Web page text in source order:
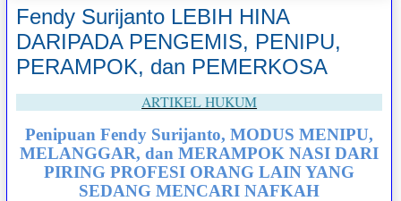
Fendy Surijanto LEBIH HINA
DARIPADA PENGEMIS, PENIPU,
PERAMPOK, dan PEMERKOSA
ARTIKEL HUKUM
Penipuan Fendy Surijanto, MODUS MENIPU,
MELANGGAR, dan MERAMPOK NASI DARI
PIRING PROFESI ORANG LAIN YANG
SEDANG MENCARI NAFKAH